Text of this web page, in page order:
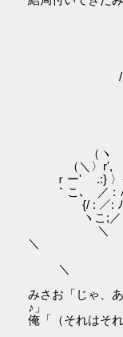
, :＜¨
ー=≠: : :
／: : : : :
/: :/:/: :,ﾑ
/:／: |: : //
{/ / : | : {
{: : :| :∧ｨ
|:/{ Ⅵ: }
|{ ﾍ |: :
ヽ: : :
（ヽ
（＼〉r',
ｒー' .:}
｀こ､ ／ :
{/ : ／:
ヽこ;／
＼
＼
ヽ.
＼
＼ ／
みさお「じゃ、
♪」
俺「（それはそ